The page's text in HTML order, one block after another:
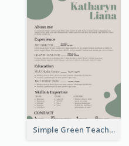
Simple Green Teacher Resume